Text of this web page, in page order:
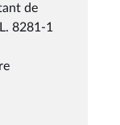
de
8281-1